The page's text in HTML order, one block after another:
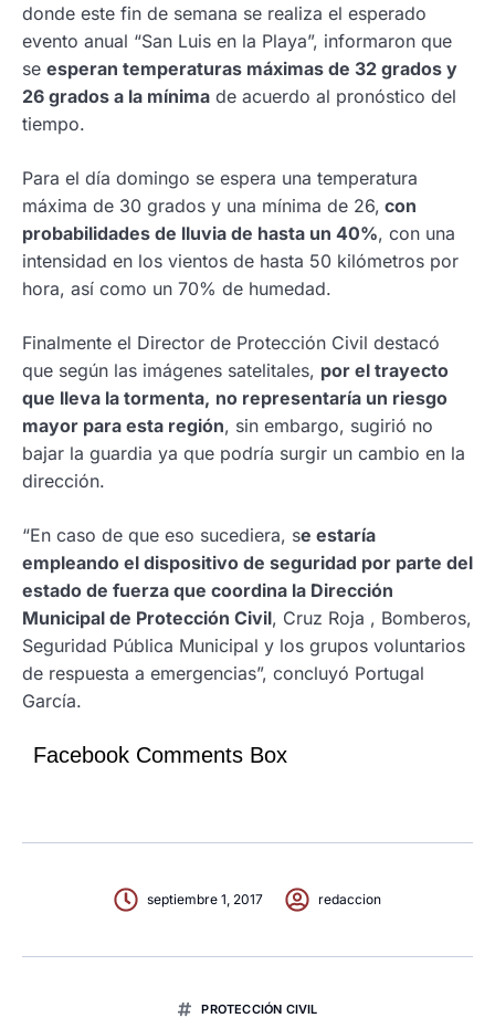
donde este fin de semana se realiza el esperado
evento anual “San Luis en la Playa”, informaron que
se esperan temperaturas máximas de 32 grados y
26 grados a la mínima de acuerdo al pronóstico del
tiempo.
Para el día domingo se espera una temperatura
máxima de 30 grados y una mínima de 26, con
probabilidades de lluvia de hasta un 40%, con una
intensidad en los vientos de hasta 50 kilómetros por
hora, así como un 70% de humedad.
Finalmente el Director de Protección Civil destacó
que según las imágenes satelitales, por el trayecto
que lleva la tormenta, no representaría un riesgo
mayor para esta región, sin embargo, sugirió no
bajar la guardia ya que podría surgir un cambio en la
dirección.
“En caso de que eso sucediera, se estaría
empleando el dispositivo de seguridad por parte del
estado de fuerza que coordina la Dirección
Municipal de Protección Civil, Cruz Roja , Bomberos,
Seguridad Pública Municipal y los grupos voluntarios
de respuesta a emergencias”, concluyó Portugal
García.
Facebook Comments Box
septiembre 1, 2017 redaccion
PROTECCIÓN CIVIL